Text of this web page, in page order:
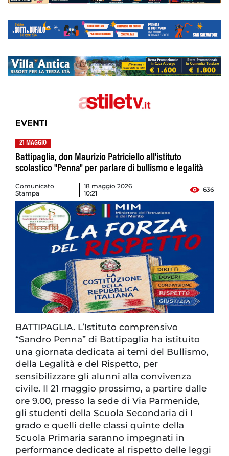
EVENTI
21 MAGGIO
Battipaglia, don Maurizio Patriciello all'istituto
scolastico "Penna" per parlare di bullismo e legalità
Comunicato
Stampa
18 maggio 2026
10:21
636
BATTIPAGLIA. L’Istituto comprensivo
“Sandro Penna” di Battipaglia ha istituito
una giornata dedicata ai temi del Bullismo,
della Legalità e del Rispetto, per
sensibilizzare gli alunni alla convivenza
civile. Il 21 maggio prossimo, a partire dalle
ore 9.00, presso la sede di Via Parmenide,
gli studenti della Scuola Secondaria di I
grado e quelli delle classi quinte della
Scuola Primaria saranno impegnati in
performance dedicate al rispetto delle leggi